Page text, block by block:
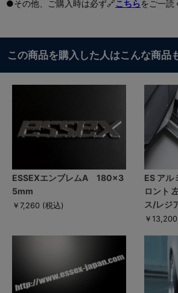
●その他、ご購入時は必ず🔗こちらをご一読
この商品を購入した人はこんな商品
ESSEXエンブレムA 180×3
5mm
￥7,260 (税込)
ES ア
ロント
ス/レジ
￥